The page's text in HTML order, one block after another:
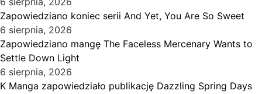
Zapowiedziano koniec serii And Yet, You Are So Sweet
6 sierpnia, 2026
Zapowiedziano mangę The Faceless Mercenary Wants to
Settle Down Light
6 sierpnia, 2026
K Manga zapowiedziało publikację Dazzling Spring Days